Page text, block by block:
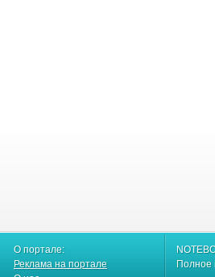
О портале:
Реклама на портале
Полное